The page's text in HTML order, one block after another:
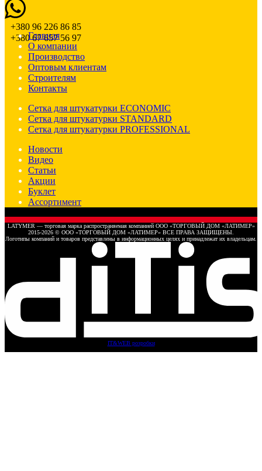
+380 96 226 86 85
+380 67 657 56 97
Главная
О компании
Производство
Оптовым клиентам
Строителям
Контакты
Сетка для штукатурки ECONOMIC
Сетка для штукатурки STANDARD
Сетка для штукатурки PROFESSIONAL
Новости
Видео
Статьи
Акции
Буклет
Ассортимент
LATYMER — торговая марка распространяемая компанией ООО «ТОРГОВЫЙ ДОМ «ЛАТИМЕР»
2015-2026 © ООО «ТОРГОВЫЙ ДОМ «ЛАТИМЕР» ВСЕ ПРАВА ЗАЩИЩЕНЫ.
Логотипы компаний и товаров представлены в информационных целях и принадлежат их владельцам.
IT&WEB розробки